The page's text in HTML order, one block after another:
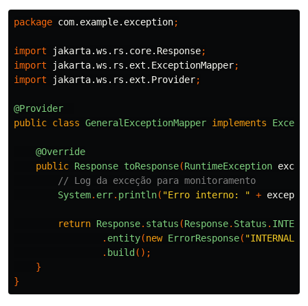
package com.example.exception;
import jakarta.ws.rs.core.Response;
import
jakarta.ws.rs.ext.ExceptionMapper;
import
jakarta.ws.rs.ext.Provider;
@Provider
public class GeneralExceptionMapper implements
@Override
public Response toResponse(RuntimeException
// Log da exceção para monitoramento
System. err. println( "Erro interno: " +
return Response. status (Response. Status .
. entity(new ErrorResponse(
. build ();
}
}